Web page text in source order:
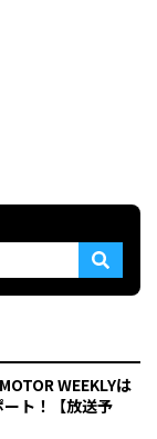
WEEKLYは
ト！【放送予